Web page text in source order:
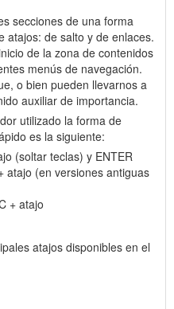
secciones de una forma
atajos: de salto y de enlaces.
de la zona de contenidos
menús de navegación.
o bien pueden llevarnos a
auxiliar de importancia.
utilizado la forma de
es la siguiente:
(soltar teclas) y ENTER
atajo (en versiones antiguas
+ atajo
atajos disponibles en el